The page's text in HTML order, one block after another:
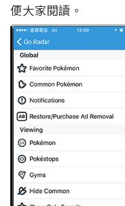
便大家閱讀。